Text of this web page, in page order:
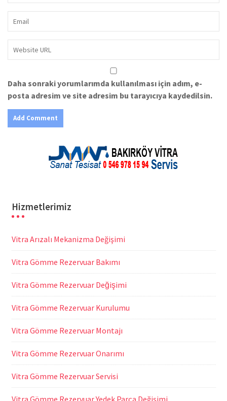
Daha sonraki yorumlarımda kullanılması için adım, e-
posta adresim ve site adresim bu tarayıcıya kaydedilsin.
Hizmetlerimiz
Vitra Arızalı Mekanizma Değişimi
Vitra Gömme Rezervuar Bakımı
Vitra Gömme Rezervuar Değişimi
Vitra Gömme Rezervuar Kurulumu
Vitra Gömme Rezervuar Montajı
Vitra Gömme Rezervuar Onarımı
Vitra Gömme Rezervuar Servisi
Vitra Gömme Rezervuar Yedek Parça Değişimi